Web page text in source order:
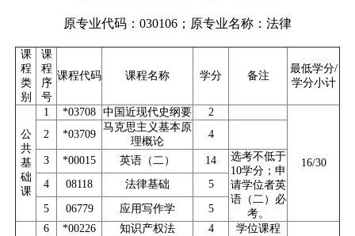
原专业代码：030106；原专业名称：法律
课
程
类
别
课
程
序
号
课程代码 课程名称 学分 备注
最低学分/
学分小计
公
共
基
础
课
1 *03708 中国近现代史纲要 2
16/30
2 *03709
马克思主义基本原
理概论
4
3 *00015 英语（二） 14
选考不低于
10学分；申
请学位者英
语（二）必
考。
4 08118 法律基础 5
5 06779 应用写作学 5
6 *00226 知识产权法 4 学位课程